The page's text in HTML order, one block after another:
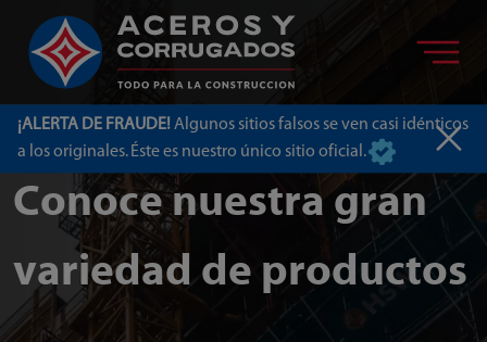
¡ALERTA DE FRAUDE!Algunos sitios falsos se ven casi idénticos
a los originales. Éste es nuestro único sitio oficial.
Conoce nuestra gran
variedad de productos